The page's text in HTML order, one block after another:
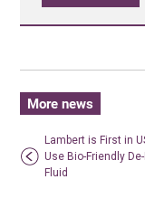
More news
Lambert is First in
Use Bio-Friendly
Fluid